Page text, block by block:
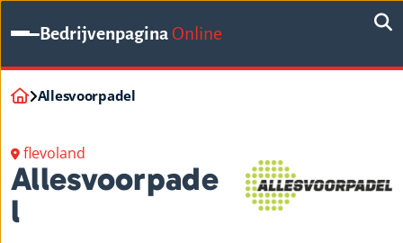
BedrijvenpaginaOnline
Allesvoorpadel
flevoland
Allesvoorpade
l